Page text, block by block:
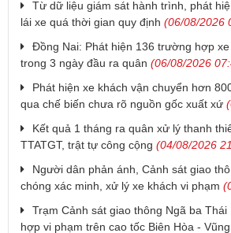
Từ dữ liệu giám sát hành trình, phát
lái xe quá thời gian quy định (06/08/2026
Đồng Nai: Phát hiện 136 trường hợp
trong 3 ngày đầu ra quân (06/08/2026
Phát hiện xe khách vận chuyển hơn
qua chế biến chưa rõ nguồn gốc xuất xứ
Kết quả 1 tháng ra quân xử lý thanh
TTATGT, trật tự công cộng (04/08/2026
Người dân phản ánh, Cảnh sát giao
chóng xác minh, xử lý xe khách vi phạm
Trạm Cảnh sát giao thông Ngã ba
hợp vi phạm trên cao tốc Biên Hòa -